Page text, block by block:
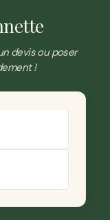
devis ou poser
!